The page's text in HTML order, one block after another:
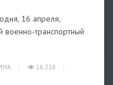
16 апреля,
военно-транспортный
16 218